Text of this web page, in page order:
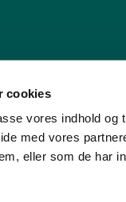
cookies
vores indhold
med vores
eller som de har